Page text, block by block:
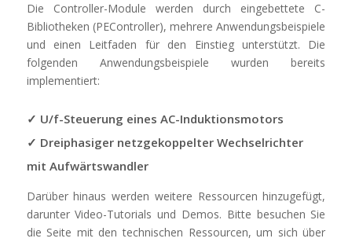
Die Controller-Module werden durch eingebettete C-
Bibliotheken (PEController), mehrere Anwendungsbeispiele
und einen Leitfaden für den Einstieg unterstützt. Die
folgenden Anwendungsbeispiele wurden bereits
implementiert:
✓ U/f-Steuerung eines AC-Induktionsmotors
✓ Dreiphasiger netzgekoppelter Wechselrichter
mit Aufwärtswandler
Darüber hinaus werden weitere Ressourcen hinzugefügt,
darunter Video-Tutorials und Demos. Bitte besuchen Sie
die Seite mit den technischen Ressourcen, um sich über